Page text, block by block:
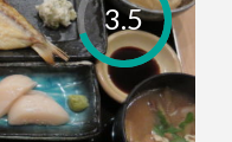
3.5